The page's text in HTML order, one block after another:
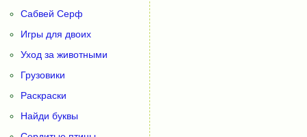
Сабвей Серф
Игры для двоих
Уход за животными
Грузовики
Раскраски
Найди буквы